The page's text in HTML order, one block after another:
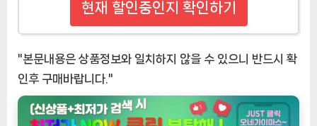
현재 할인중인지 확인하기
"본문내용은 상품정보와 일치하지 않을 수 있으니 반드시 확
인후 구매바랍니다."